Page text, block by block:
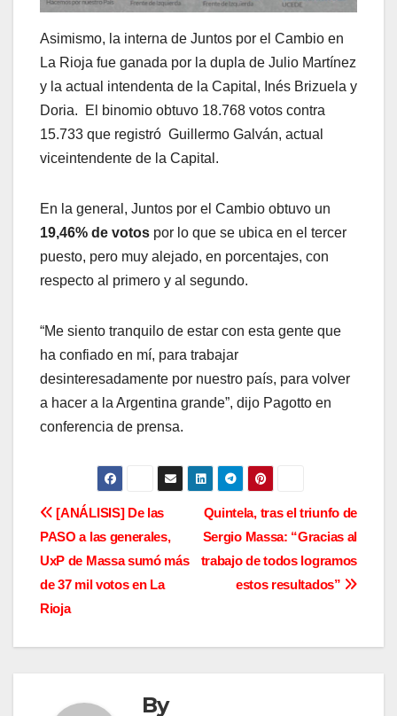
Asimismo, la interna de Juntos por el Cambio en
La Rioja fue ganada por la dupla de Julio Martínez
y la actual intendenta de la Capital, Inés Brizuela y
Doria. El binomio obtuvo 18.768 votos contra
15.733 que registró Guillermo Galván, actual
viceintendente de la Capital.
En la general, Juntos por el Cambio obtuvo un
19,46% de votos por lo que se ubica en el tercer
puesto, pero muy alejado, en porcentajes, con
respecto al primero y al segundo.
“Me siento tranquilo de estar con esta gente que
ha confiado en mí, para trabajar
desinteresadamente por nuestro país, para volver
a hacer a la Argentina grande”, dijo Pagotto en
conferencia de prensa.
N
a
v
Quintela, tras el triunfo de
Sergio Massa: “Gracias al
trabajo de todos logramos
estos resultados”
[ANÁLISIS] De las
PASO a las generales,
UxP de Massa sumó más
de 37 mil votos en La
Rioja
By